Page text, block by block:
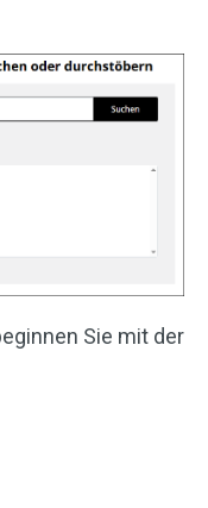
Sie mit der